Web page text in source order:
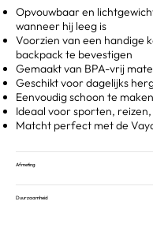
Opvouwbaar en
wanneer hij leeg is
Voorzien van een handige
backpack te bevestigen
Gemaakt van BPA-vrij
Geschikt voor dagelijks
Eenvoudig schoon te
Ideaal voor sporten,
Matcht perfect met de
Afmeting
Duurzaamheid